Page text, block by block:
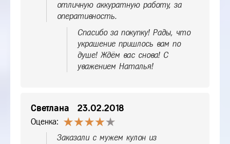
отличную аккуратную работу, за
оперативность.
Спасибо за покупку! Рады, что
украшение пришлось вам по
душе! Ждём вас снова! С
уважением Наталья!
Светлана 23.02.2018
Оценка:
Заказали с мужем кулон из